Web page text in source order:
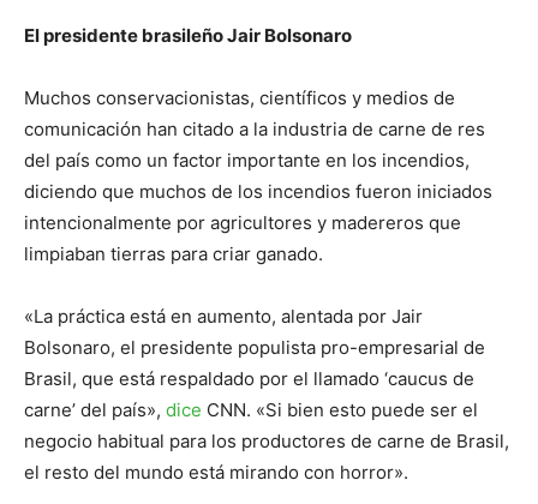
El presidente brasileño Jair Bolsonaro
Muchos conservacionistas, científicos y medios de
comunicación han citado a la industria de carne de res
del país como un factor importante en los incendios,
diciendo que muchos de los incendios fueron iniciados
intencionalmente por agricultores y madereros que
limpiaban tierras para criar ganado.
«La práctica está en aumento, alentada por Jair
Bolsonaro, el presidente populista pro-empresarial de
Brasil, que está respaldado por el llamado ‘caucus de
carne’ del país», dice CNN. «Si bien esto puede ser el
negocio habitual para los productores de carne de Brasil,
el resto del mundo está mirando con horror».